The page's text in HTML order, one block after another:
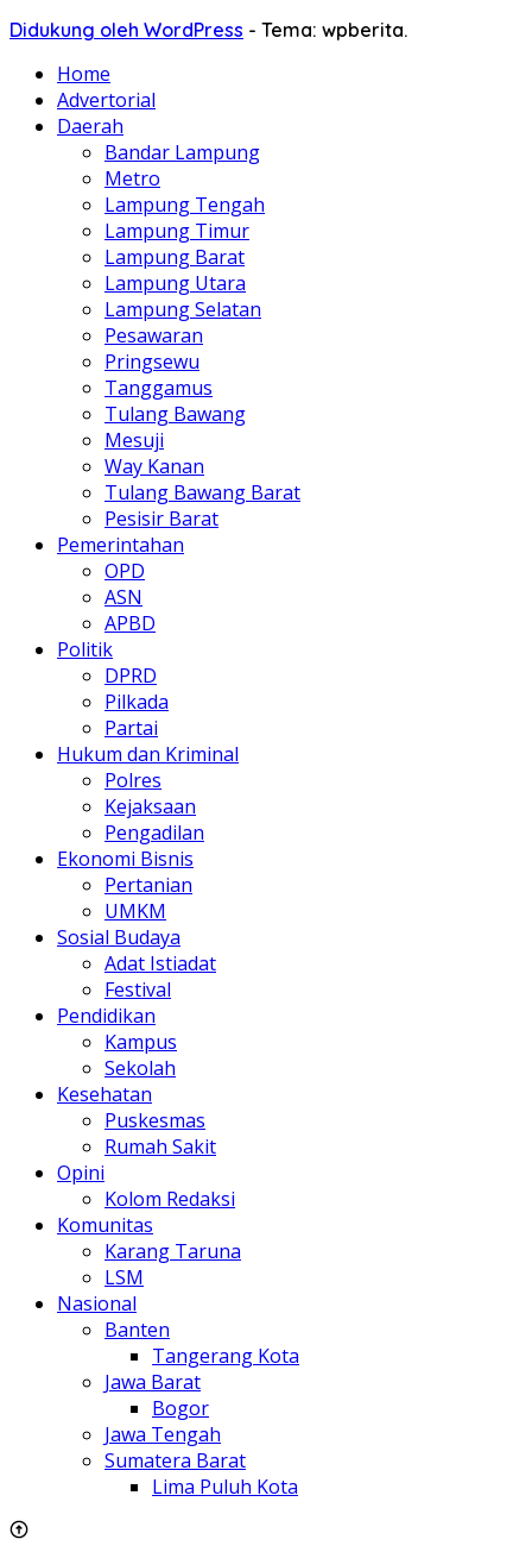
Didukung oleh WordPress - Tema: wpberita.
Home
Advertorial
Daerah
Bandar Lampung
Metro
Lampung Tengah
Lampung Timur
Lampung Barat
Lampung Utara
Lampung Selatan
Pesawaran
Pringsewu
Tanggamus
Tulang Bawang
Mesuji
Way Kanan
Tulang Bawang Barat
Pesisir Barat
Pemerintahan
OPD
ASN
APBD
Politik
DPRD
Pilkada
Partai
Hukum dan Kriminal
Polres
Kejaksaan
Pengadilan
Ekonomi Bisnis
Pertanian
UMKM
Sosial Budaya
Adat Istiadat
Festival
Pendidikan
Kampus
Sekolah
Kesehatan
Puskesmas
Rumah Sakit
Opini
Kolom Redaksi
Komunitas
Karang Taruna
LSM
Nasional
Banten
Tangerang Kota
Jawa Barat
Bogor
Jawa Tengah
Sumatera Barat
Lima Puluh Kota